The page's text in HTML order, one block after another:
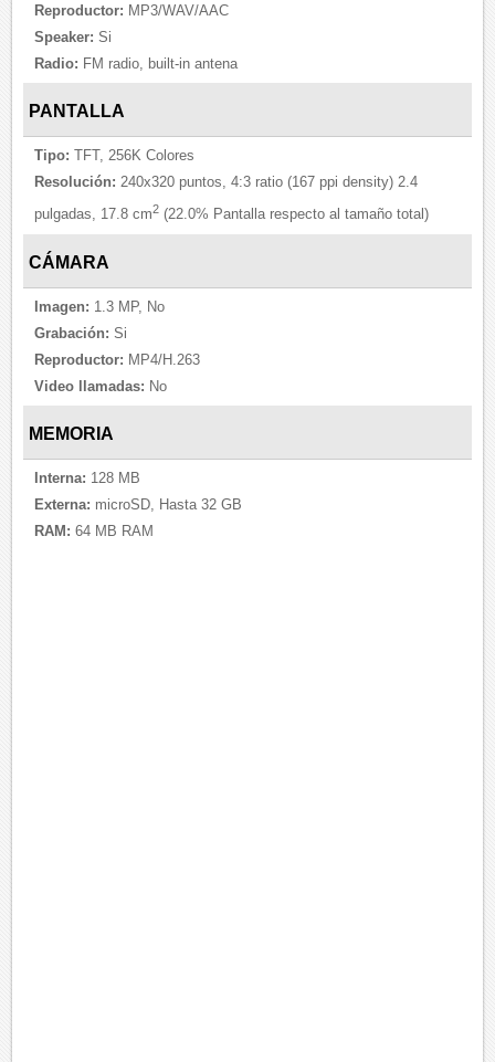
Reproductor: MP3/WAV/AAC
Speaker: Si
Radio: FM radio, built-in antena
PANTALLA
Tipo: TFT, 256K Colores
Resolución: 240x320 puntos, 4:3 ratio (167 ppi density) 2.4
pulgadas, 17.8 cm2 (22.0% Pantalla respecto al tamaño total)
CÁMARA
Imagen: 1.3 MP, No
Grabación: Si
Reproductor: MP4/H.263
Video llamadas: No
MEMORIA
Interna: 128 MB
Externa: microSD, Hasta 32 GB
RAM: 64 MB RAM